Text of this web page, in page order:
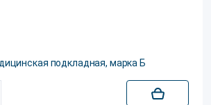
подкладная, марка Б